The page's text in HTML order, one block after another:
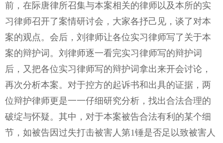
前，在际唐律所召集与本案相关的律师以及本所的实
习律师召开了案情研讨会，大家各抒己见，谈了对本
案的观点。会后，刘律师让各位实习律师写了关于本
案的辩护词。刘律师逐一看完实习律师写的辩护词
后，又把各位实习律师写的辩护词拿出来开会讨论，
再次分析本案。对于控方的起诉书和出具的证据，两
位辩护律师更是一一仔细研究分析，找出合法合理的
破绽与怀疑。其中，对于本案被告合法有利的某个细
节，如被告因过失打击被害人第1锤是否足以致被害人
业务范围
机构足迹
刑辩常识
新法速递
联系我们